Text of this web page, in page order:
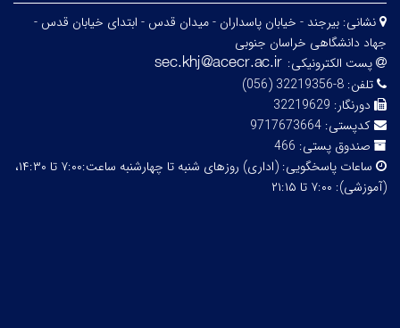
نشانی: بیرجند - خیابان پاسداران - میدان قدس - ابتدای خیابان قدس -
جهاد دانشگاهی خراسان جنوبی
پست الکترونیکی:
تلفن: 8-32219356 (056)
دورنگار: 32219629
کدپستی: 9717673664
صندوق پستی: 466
ساعات پاسخگویی:
(اداری) روزهای شنبه تا چهارشنبه ساعت:۷:۰۰ تا ۱۴:۳۰،
(آموزشی): ۷:۰۰ تا ۲۱:۱۵